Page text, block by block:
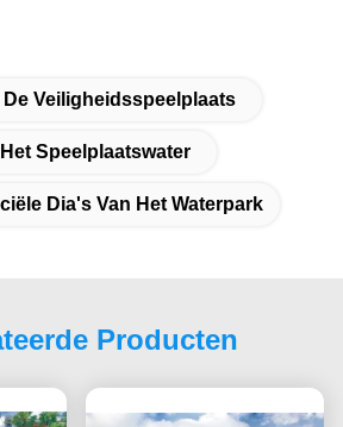
De Veiligheidsspeelplaats
Speelplaatswater
Dia's Van Het Waterpark
Producten